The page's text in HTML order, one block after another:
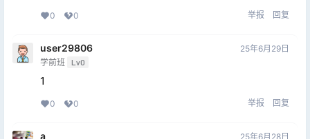
0 0 举报 回复
user29806
学前班 Lv0
25年6月29日
1
0 0 举报 回复
a 25年6月28日